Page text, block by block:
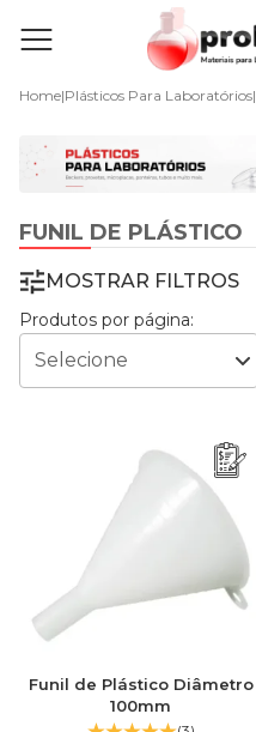
Home|Plásticos Para Laboratórios|
FUNIL DE PLÁSTICO
MOSTRAR FILTROS
Produtos por página:
Funil de Plástico Diâmetro
100mm